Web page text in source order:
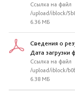
Ссылка на файл
/upload/iblock/
6.36 МБ
Сведения о
Дата загрузки
Ссылка на файл
/upload/iblock/
6.38 МБ